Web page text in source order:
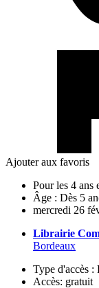
Ajouter aux favoris
Pour les 4 ans
Âge : Dès 5
mercredi 26
Librairie
Bordeaux
Type d'accès :
Accès: gratuit